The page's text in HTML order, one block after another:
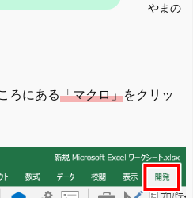
やまの
ろにある「マクロ」をクリッ